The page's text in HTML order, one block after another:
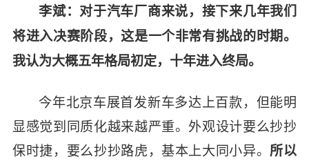
李斌：对于汽车厂商来说，接下来几年我们
将进入决赛阶段，这是一个非常有挑战的时期。
我认为大概五年格局初定，十年进入终局。
今年北京车展首发新车多达上百款，但能明
显感觉到同质化越来越严重。外观设计要么抄抄
保时捷，要么抄抄路虎，基本上大同小异。 所以